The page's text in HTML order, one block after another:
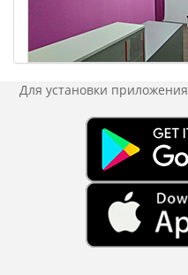
Для установки приложения